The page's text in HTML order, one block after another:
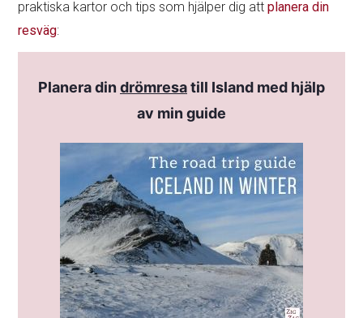
praktiska kartor och tips som hjälper dig attplanera din
resväg:
Planera dindrömresatill Island med hjälp
av min guide